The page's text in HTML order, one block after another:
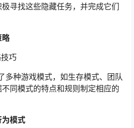
寻找这些隐藏任务，并完成它们
略
巧
多种游戏模式，如生存模式、团队
同模式的特点和规则制定相应的
模式